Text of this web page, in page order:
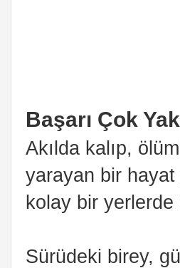
Başarı Çok
Akılda kalıp,
yarayan bir hayat
kolay bir yerlerde
Sürüdeki birey,